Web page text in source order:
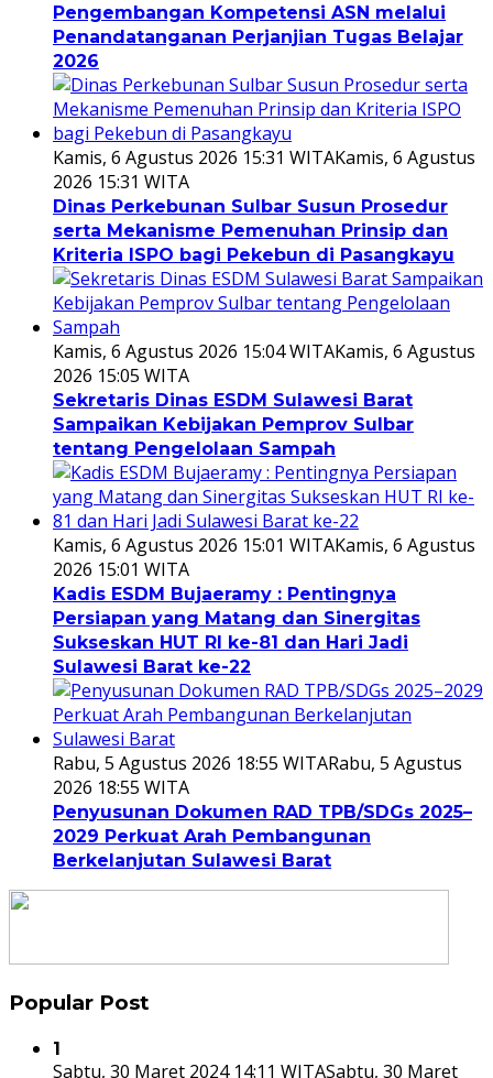
Pengembangan Kompetensi ASN melalui
Penandatanganan Perjanjian Tugas Belajar
2026
Kamis, 6 Agustus 2026 15:31 WITAKamis, 6 Agustus
2026 15:31 WITA
Dinas Perkebunan Sulbar Susun Prosedur
serta Mekanisme Pemenuhan Prinsip dan
Kriteria ISPO bagi Pekebun di Pasangkayu
Kamis, 6 Agustus 2026 15:04 WITAKamis, 6 Agustus
2026 15:05 WITA
Sekretaris Dinas ESDM Sulawesi Barat
Sampaikan Kebijakan Pemprov Sulbar
tentang Pengelolaan Sampah
Kamis, 6 Agustus 2026 15:01 WITAKamis, 6 Agustus
2026 15:01 WITA
Kadis ESDM Bujaeramy : Pentingnya
Persiapan yang Matang dan Sinergitas
Sukseskan HUT RI ke-81 dan Hari Jadi
Sulawesi Barat ke-22
Rabu, 5 Agustus 2026 18:55 WITARabu, 5 Agustus
2026 18:55 WITA
Penyusunan Dokumen RAD TPB/SDGs 2025–
2029 Perkuat Arah Pembangunan
Berkelanjutan Sulawesi Barat
Popular Post
1
Sabtu, 30 Maret 2024 14:11 WITASabtu, 30 Maret